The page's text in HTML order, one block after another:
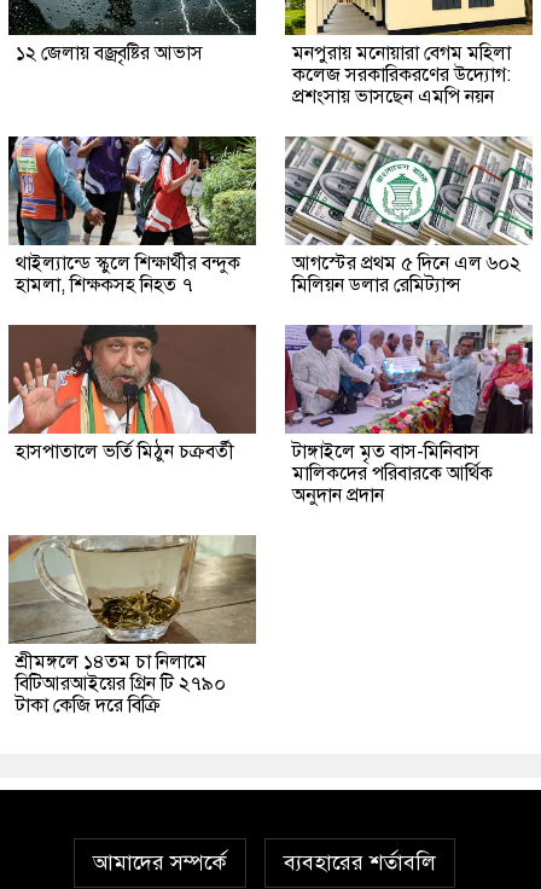
১২ জেলায় বজ্রবৃষ্টির আভাস
মনপুরায় মনোয়ারা বেগম মহিলা
কলেজ সরকারিকরণের উদ্যোগ:
প্রশংসায় ভাসছেন এমপি নয়ন
থাইল্যান্ডে স্কুলে শিক্ষার্থীর বন্দুক
হামলা, শিক্ষকসহ নিহত ৭
আগস্টের প্রথম ৫ দিনে এল ৬০২
মিলিয়ন ডলার রেমিট্যান্স
হাসপাতালে ভর্তি মিঠুন চক্রবর্তী
টাঙ্গাইলে মৃত বাস-মিনিবাস
মালিকদের পরিবারকে আর্থিক
অনুদান প্রদান
শ্রীমঙ্গলে ১৪তম চা নিলামে
বিটিআরআইয়ের গ্রিন টি ২৭৯০
টাকা কেজি দরে বিক্রি
আমাদের সম্পর্কে ব্যবহারের শর্তাবলি